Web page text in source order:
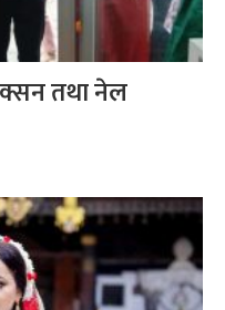
तथा नेल